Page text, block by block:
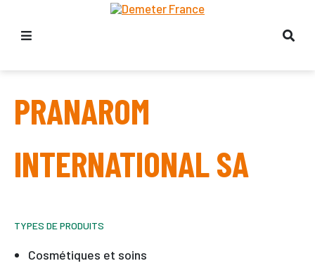
PRANAROM
INTERNATIONAL SA
TYPES DE PRODUITS
Cosmétiques et soins